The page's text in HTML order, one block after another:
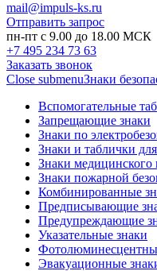
mail@impuls-ks.ru
Отправить запрос
пн-пт с 9.00 до 18.00 МСК
+7 495 234 73 63
Заказать звонок
Close submenuЗнаки
Вспомогательные
Запрещающие знаки
Знаки по
Знаки и таблички
Знаки медицинского
Знаки пожарной
Комбинированные
Предписывающие
Предупреждающие
Указательные знаки
Эвакуационные